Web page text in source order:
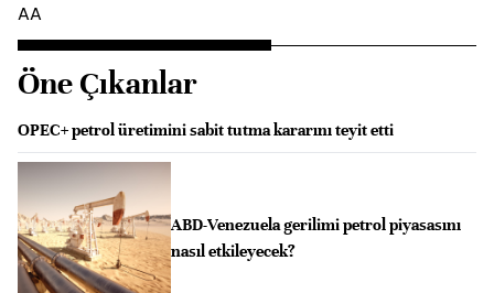
AA
Öne Çıkanlar
OPEC+ petrol üretimini sabit tutma kararını teyit etti
ABD-Venezuela gerilimi petrol piyasasını
nasıl etkileyecek?